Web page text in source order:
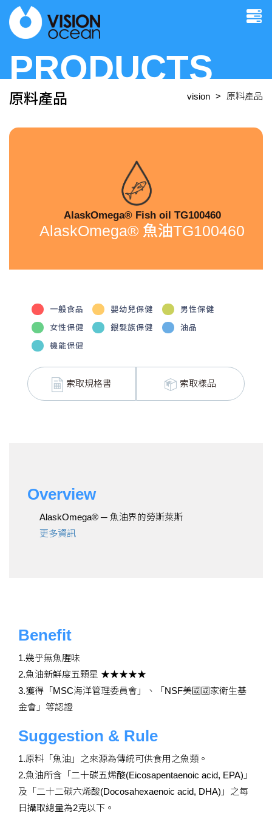
PRODUCTS
原料產品 vision 原料產品
AlaskOmega® Fish oil TG100460
AlaskOmega® 魚油TG100460
一般食品 嬰幼兒保健 男性保健
女性保健 銀髮族保健 油品
機能保健
索取規格書 索取樣品
Overview
AlaskOmega® ─ 魚油界的勞斯萊斯
更多資訊
Benefit
1.幾乎無魚腥味
2.魚油新鮮度五顆星 ★★★★★
3.獲得「MSC海洋管理委員會」、「NSF美國國家衛生基
金會」等認證
Suggestion & Rule
1.原料「魚油」之來源為傳統可供食用之魚類。
2.魚油所含「二十碳五烯酸(Eicosapentaenoic acid, EPA)」
及「二十二碳六烯酸(Docosahexaenoic acid, DHA)」之每
日攝取總量為2克以下。